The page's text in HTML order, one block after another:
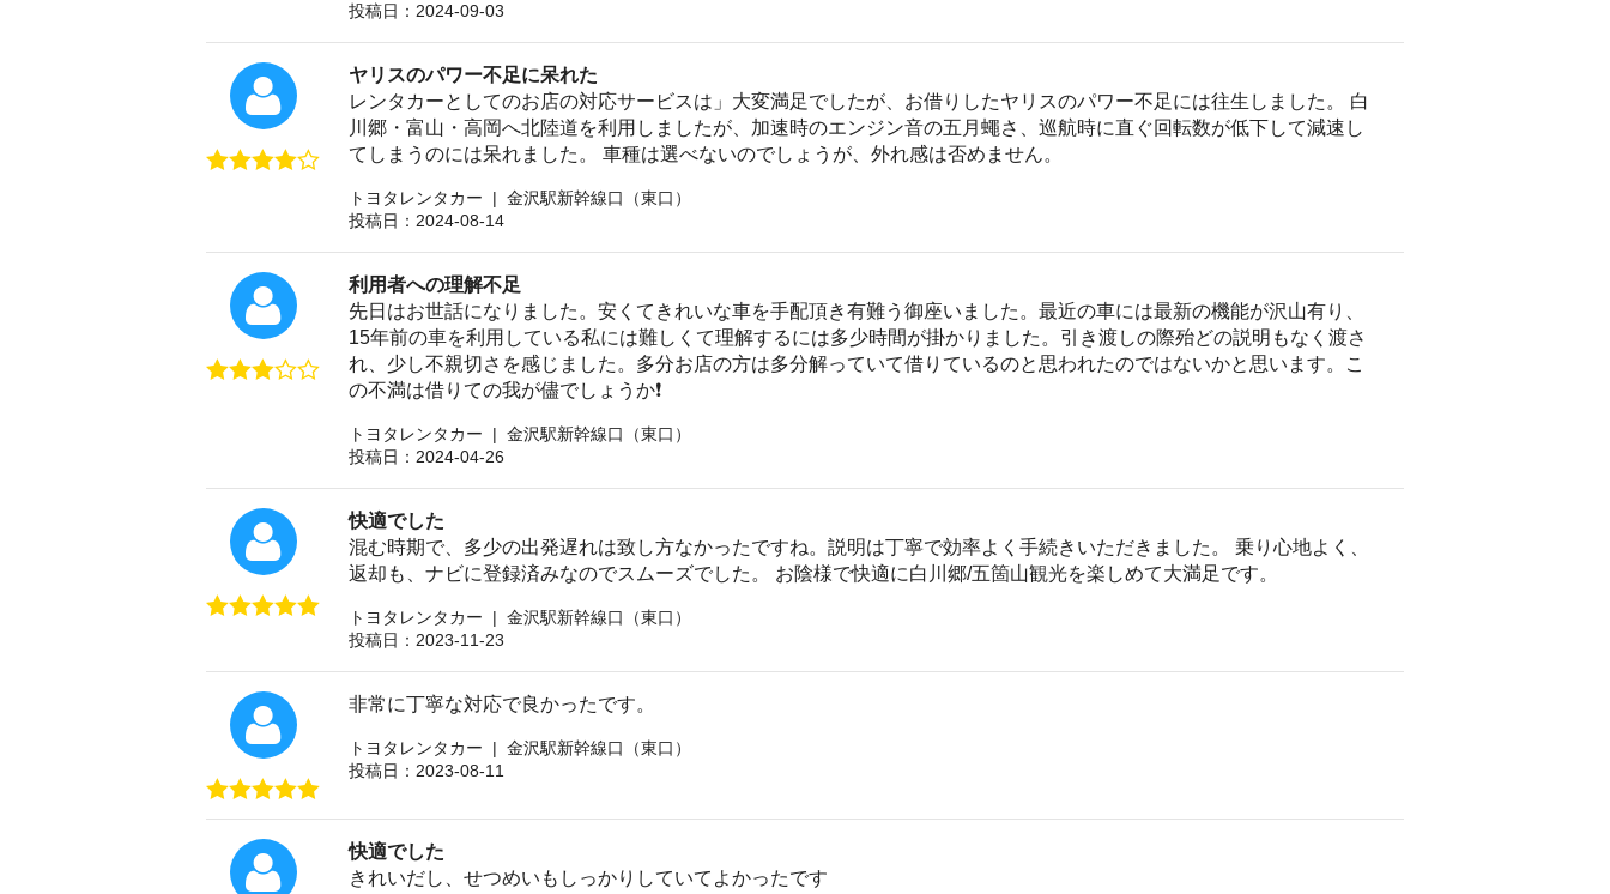
投稿日：2024-09-03
ヤリスのパワー不足に呆れた
レンタカーとしてのお店の対応サービスは」大変満足でしたが、お借りしたヤリスのパワー不足には往生しました。 白
川郷・富山・高岡へ北陸道を利用しましたが、加速時のエンジン音の五月蠅さ、巡航時に直ぐ回転数が低下して減速し
てしまうのには呆れました。 車種は選べないのでしょうが、外れ感は否めません。
トヨタレンタカー | 金沢駅新幹線口（東口）
投稿日：2024-08-14
利用者への理解不足
先日はお世話になりました。安くてきれいな車を手配頂き有難う御座いました。最近の車には最新の機能が沢山有り、
15年前の車を利用している私には難しくて理解するには多少時間が掛かりました。引き渡しの際殆どの説明もなく渡さ
れ、少し不親切さを感じました。多分お店の方は多分解っていて借りているのと思われたのではないかと思います。こ
の不満は借りての我が儘でしょうか❗️
トヨタレンタカー | 金沢駅新幹線口（東口）
投稿日：2024-04-26
快適でした
混む時期で、多少の出発遅れは致し方なかったですね。説明は丁寧で効率よく手続きいただきました。 乗り心地よく、
返却も、ナビに登録済みなのでスムーズでした。 お陰様で快適に白川郷/五箇山観光を楽しめて大満足です。
トヨタレンタカー | 金沢駅新幹線口（東口）
投稿日：2023-11-23
非常に丁寧な対応で良かったです。
トヨタレンタカー | 金沢駅新幹線口（東口）
投稿日：2023-08-11
快適でした
きれいだし、せつめいもしっかりしていてよかったです